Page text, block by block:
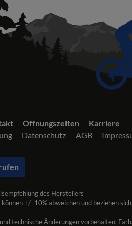
Öffnungszeiten
Karriere
Datenschutz AGB
des Herstellers
+/- 10% abweichen und beziehen
technische Änderungen vorbehalten.